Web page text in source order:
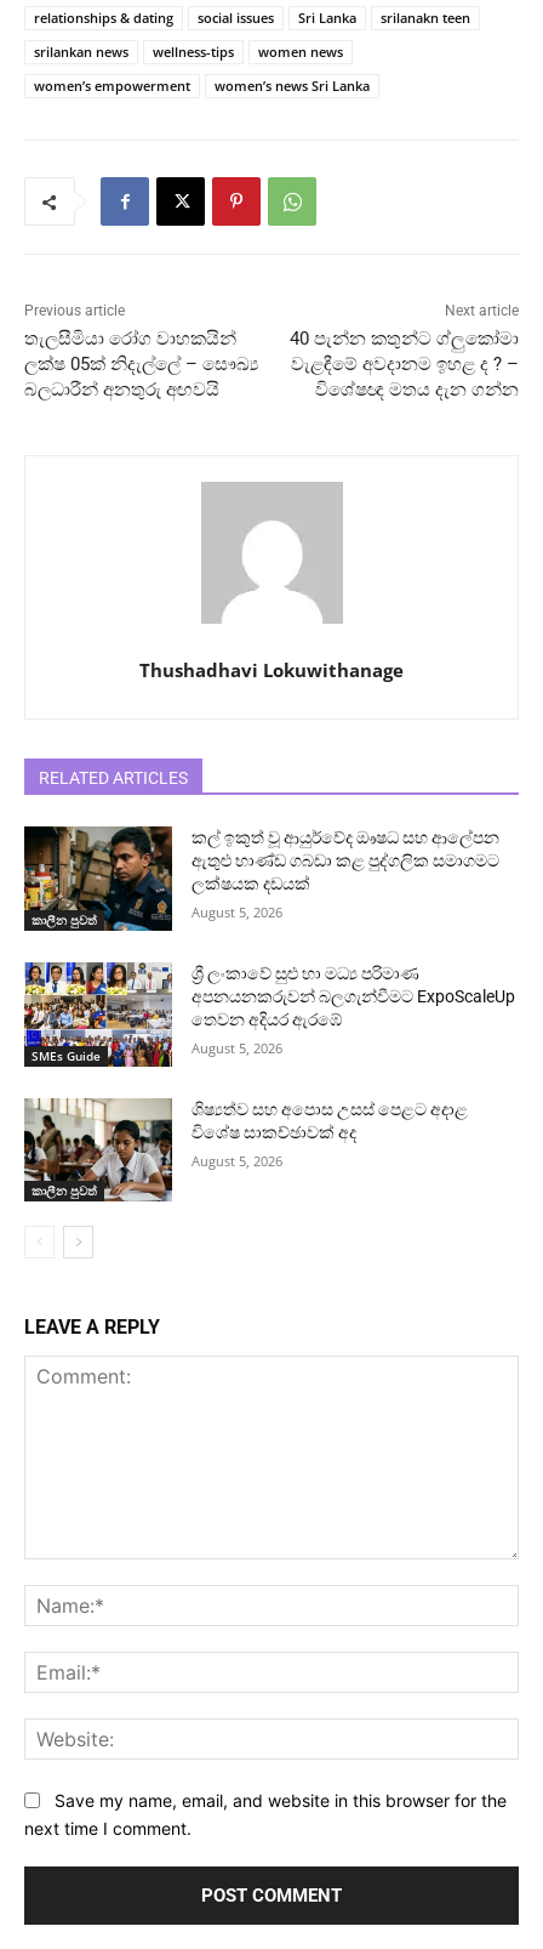
relationships & dating
social issues Sri Lanka
srilanakn teen
srilankan news
wellness-tips
women news
women’s empowerment
women’s news Sri Lanka
Previous article
තැලසීමියා රෝග වාහකයින්
ලක්ෂ 05ක් නිදැල්ලේ – සෞඛ්‍ය
බලධාරීන් අනතුරු අඟවයි
Next article
40 පැන්න කතුන්ට ග්ලුකෝමා
වැළඳීමේ අවදානම ඉහළ ද ? –
විශේෂඥ මතය දැන ගන්න
Thushadhavi Lokuwithanage
RELATED ARTICLES
කාලීන පුවත්
කල් ඉකුත් වූ ආයුර්වේද ඖෂධ සහ ආලේපන
ඇතුළු භාණ්ඩ ගබඩා කළ පුද්ගලික සමාගමට
ලක්ෂයක දඩයක්
August 5, 2026
SMEs Guide
ශ්‍රී ලංකාවේ සුළු හා මධ්‍ය පරිමාණ
අපනයනකරුවන් බලගැන්වීමට ExpoScaleUp
තෙවන අදියර ඇරඹේ
August 5, 2026
කාලීන පුවත්
ශිෂ්‍යත්ව සහ අපොස උසස් පෙළට අදාළ
විශේෂ සාකච්ඡාවක් අද
August 5, 2026
LEAVE A REPLY
Save my name, email, and website in this browser for the
next time I comment.